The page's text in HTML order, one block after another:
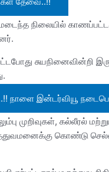
நிலையில்
சுயநினைவின்றி
நாளை இன்டர்வியூ
முறிவுகள், கல்லீரல்
கொண்டு